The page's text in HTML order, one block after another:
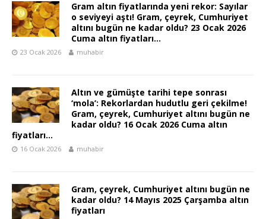
Gram altın fiyatlarında yeni rekor: Sayılar
o seviyeyi aştı! Gram, çeyrek, Cumhuriyet
altını bugün ne kadar oldu? 23 Ocak 2026
Cuma altın fiyatları…
23 Ocak 2026 muhabir
Altın ve gümüşte tarihi tepe sonrası
‘mola’: Rekorlardan hudutlu geri çekilme!
Gram, çeyrek, Cumhuriyet altını bugün ne
kadar oldu? 16 Ocak 2026 Cuma altın
fiyatları…
16 Ocak 2026 muhabir
Gram, çeyrek, Cumhuriyet altını bugün ne
kadar oldu? 14 Mayıs 2025 Çarşamba altın
fiyatları